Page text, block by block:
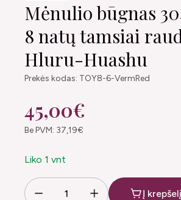
Mėnulio būgnas
8 natų tamsiai
Hluru-Huashu
Prekės kodas: TOY8-6-VermRed
45,00€
Be PVM: 37,19€
Liko 1 vnt
Į krepšelį